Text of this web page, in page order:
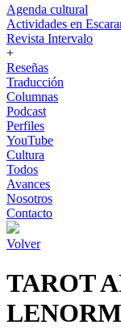
Agenda cultural
Actividades en
Revista Intervalo
+
Reseñas
Traducción
Columnas
Podcast
Perfiles
YouTube
Cultura
Todos
Avances
Nosotros
Contacto
Volver
TAROT